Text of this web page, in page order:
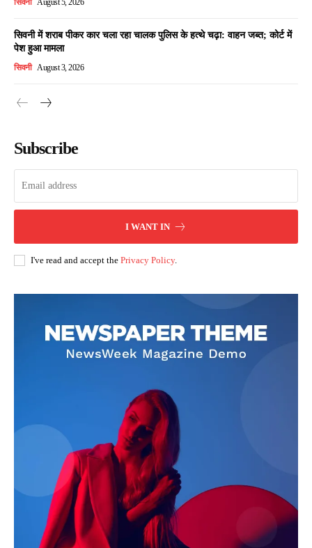
सिवनी August 5, 2026
सिवनी में शराब पीकर कार चला रहा चालक पुलिस के हत्थे चढ़ा: वाहन जब्त; कोर्ट में
पेश हुआ मामला
सिवनी August 3, 2026
Subscribe
I WANT IN
I've read and accept the Privacy Policy.